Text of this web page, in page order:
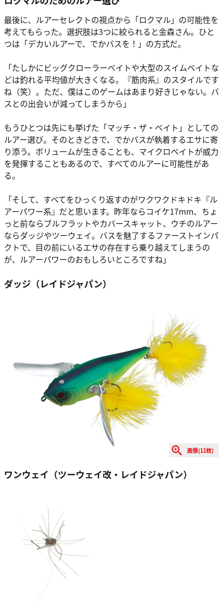
最後に、ルアーセレクトの視点から「ロクマル」の可能性を
考えてもらった。選択肢は3つに絞られると金森さん。ひと
つは「デカいルアーで、でかバスを！」の方式だ。
「たしかにビッグクローラーベイトや大型のスイムベイトな
どは釣れる平均値が大きくなる。『筋肉系』のスタイルです
ね（笑）。ただ、僕はこのゲームはあまり好きじゃない。バ
スとの出会いが減ってしまうから」
もうひとつは先にも挙げた「マッチ・ザ・ベイト」としての
ルアー選び。そのときどきで、でかバスが執着するエサに寄
り添う。ボリュームが生きることも、マイクロベイトが威力
を発揮することもあるので、すべてのルアーに可能性があ
る。
「そして、すべてをひっくり返すのがワクワクドキドキ『ル
アーパワー系』だと思います。昨年ならコイケ17mm、ちょ
っと前ならブルフラットやカバースキャット、ウチのルアー
ならダッジやツーウェイ。バスを魅了するファーストインパ
クトで、目の前にいるエサの存在すら乗り越えてしまうの
が、ルアーパワーのおもしろいところですね」
ダッジ（レイドジャパン）
画像(11枚)
ワンウェイ（ツーウェイ改・レイドジャパン）